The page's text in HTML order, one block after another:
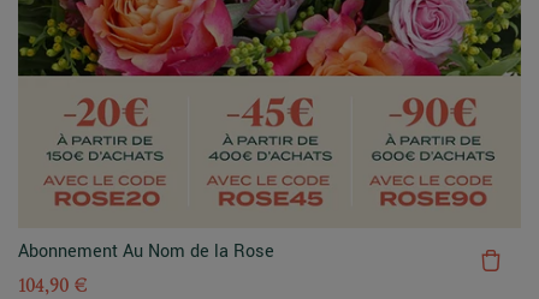
Abonnement Au Nom de la Rose
104,90 €